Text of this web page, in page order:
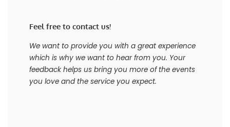
Feel free to contact us!
We want to provide you with a great experience
which is why we want to hear from you. Your
feedback helps us bring you more of the events
you love and the service you expect.